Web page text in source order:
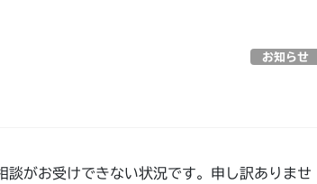
お知らせ
がお受けできない状況です。申し訳ありませ